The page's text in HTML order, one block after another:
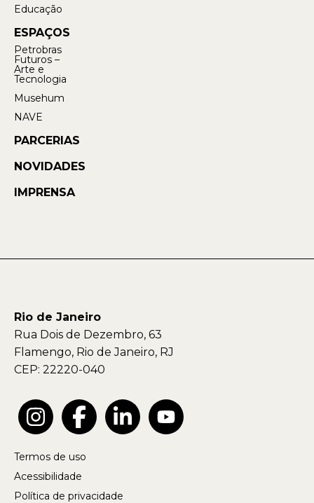
Educação
ESPAÇOS
Petrobras
Futuros –
Arte e
Tecnologia
Musehum
NAVE
PARCERIAS
NOVIDADES
IMPRENSA
Rio de Janeiro
Rua Dois de Dezembro, 63
Flamengo, Rio de Janeiro, RJ
CEP: 22220-040
Termos de uso
Acessibilidade
Política de privacidade